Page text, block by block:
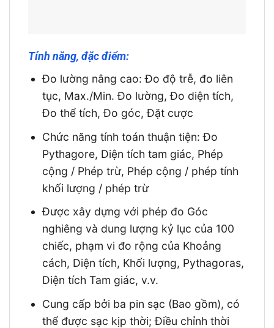
Tính năng, đặc điểm:
Đo lường nâng cao: Đo độ trễ, đo liên
tục, Max./Min. Đo lường, Đo diện tích,
Đo thể tích, Đo góc, Đặt cược
Chức năng tính toán thuận tiện: Đo
Pythagore, Diện tích tam giác, Phép
cộng / Phép trừ, Phép cộng / phép tính
khối lượng / phép trừ
Được xây dựng với phép đo Góc
nghiêng và dung lượng kỷ lục của 100
chiếc, phạm vi đo rộng của Khoảng
cách, Diện tích, Khối lượng, Pythagoras,
Diện tích Tam giác, v.v.
Cung cấp bởi ba pin sạc (Bao gồm), có
thể được sạc kịp thời; Điều chỉnh thời